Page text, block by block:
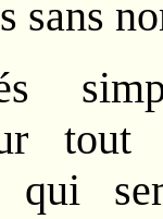
sans
tout